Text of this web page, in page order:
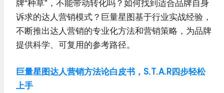
牌“种草”，不能带动转化吗？如何找到适合品牌自身
诉求的达人营销模式？巨量星图基于行业实战经验，
不断推出达人营销的专业化方法和营销策略，为品牌
提供科学、可复用的参考路径。
巨量星图达人营销方法论白皮书，S.T.A.R四步轻松
上手